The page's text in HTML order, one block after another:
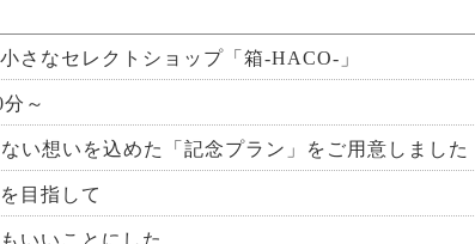
さなセレクトショップ「箱-HACO-」
～
ない想いを込めた「記念プラン」をご用意しました
目指して
いいことにした